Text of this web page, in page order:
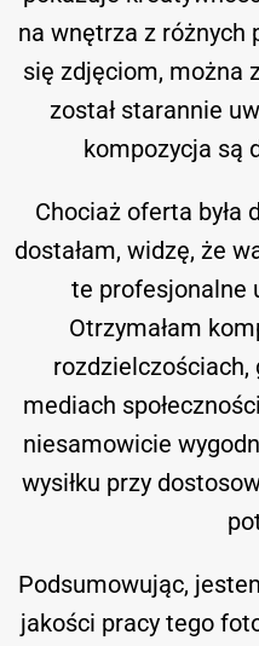
na wnętrza z różnych
się zdjęciom, można
został starannie
kompozycja są
Chociaż oferta była
dostałam, widzę, że
te profesjonalne
Otrzymałam
rozdzielczościach,
mediach
niesamowicie
wysiłku przy
Podsumowując,
jakości pracy tego